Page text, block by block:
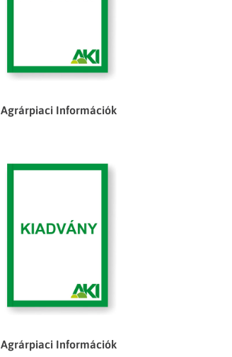
Agrárpiaci Információk
Agrárpiaci Információk